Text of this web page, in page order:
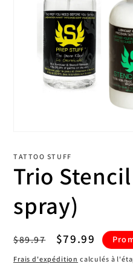
média
dans
TATTOO STUFF
Trio
spray)
Prix
habituel
$89.97
Prix
$79.99
Frais d'expédition calculés à